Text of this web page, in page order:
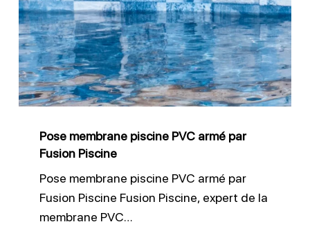
piscine
PVC
armé
par
Fusion
Pose membrane piscine PVC armé par
Fusion Piscine
Pose membrane piscine PVC armé par
Fusion Piscine Fusion Piscine, expert de la
membrane PVC…